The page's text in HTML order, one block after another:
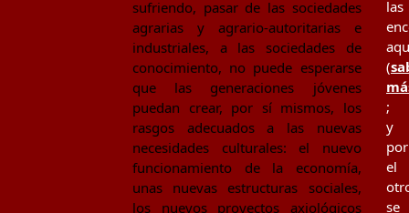
sufriendo, pasar de las sociedades
agrarias y agrario-autoritarias e
industriales, a las sociedades de
conocimiento, no puede esperarse
que las generaciones jóvenes
puedan crear, por sí mismos, los
rasgos adecuados a las nuevas
necesidades culturales: el nuevo
funcionamiento de la economía,
unas nuevas estructuras sociales,
los nuevos proyectos axiológicos
las
(
;
y
por
el
se